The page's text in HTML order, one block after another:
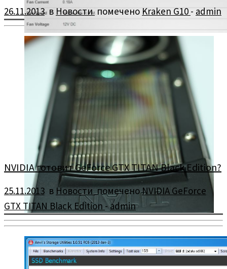
Компания NZXT представила специальное крепление
необслуживаемых СВО на видеокарты — Kraken G10.
26.11.2013в Новости помечено Kraken G10 - admin
NVIDIA готовит GeForce GTX TITAN Black Edition?
25.11.2013 в НовостипомеченоNVIDIA GeForce
GTX TITAN Black Edition -admin